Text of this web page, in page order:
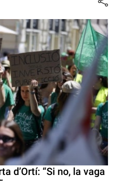
d’Ortí: “Si no, la vaga